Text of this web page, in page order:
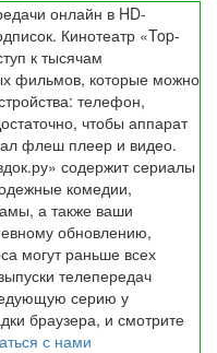
онлайн в HD-
Кинотеатр «Top-
к тысячам
фильмов, которые можно
телефон,
чтобы аппарат
флеш плеер и видео.
содержит сериалы
комедии,
а также ваши
обновлению,
могут раньше всех
телепередач
серию у
браузера, и смотрите
с нами